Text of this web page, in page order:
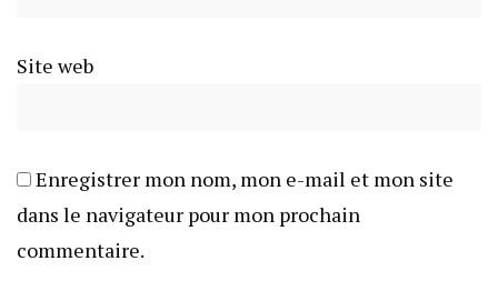
Site web
Enregistrer mon nom, mon e-mail et mon site
dans le navigateur pour mon prochain
commentaire.